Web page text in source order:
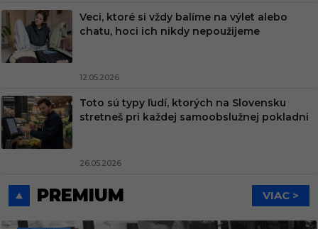
Veci, ktoré si vždy balíme na výlet alebo
chatu, hoci ich nikdy nepoužijeme
12.05.2026
Toto sú typy ľudí, ktorých na Slovensku
stretneš pri každej samoobslužnej pokladni
26.05.2026
PREMIUM VIAC >